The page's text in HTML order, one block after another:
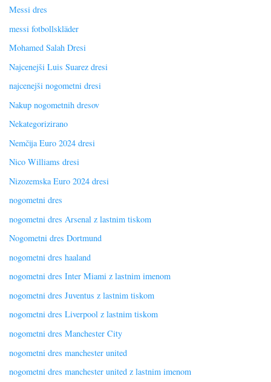
Messi dres
messi fotbollskläder
Mohamed Salah Dresi
Najcenejši Luis Suarez dresi
najcenejši nogometni dresi
Nakup nogometnih dresov
Nekategorizirano
Nemčija Euro 2024 dresi
Nico Williams dresi
Nizozemska Euro 2024 dresi
nogometni dres
nogometni dres Arsenal z lastnim tiskom
Nogometni dres Dortmund
nogometni dres haaland
nogometni dres Inter Miami z lastnim imenom
nogometni dres Juventus z lastnim tiskom
nogometni dres Liverpool z lastnim tiskom
nogometni dres Manchester City
nogometni dres manchester united
nogometni dres manchester united z lastnim imenom